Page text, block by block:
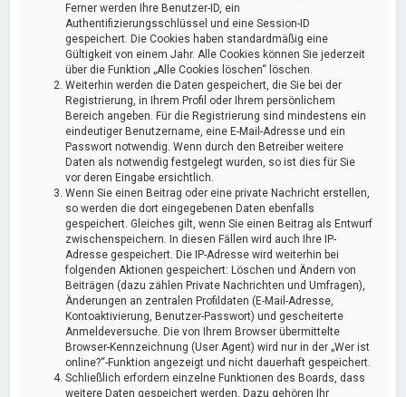
Ferner werden Ihre Benutzer-ID, ein
Authentifizierungsschlüssel und eine Session-ID
gespeichert. Die Cookies haben standardmäßig eine
Gültigkeit von einem Jahr. Alle Cookies können Sie jederzeit
über die Funktion „Alle Cookies löschen“ löschen.
Weiterhin werden die Daten gespeichert, die Sie bei der
Registrierung, in Ihrem Profil oder Ihrem persönlichem
Bereich angeben. Für die Registrierung sind mindestens ein
eindeutiger Benutzername, eine E-Mail-Adresse und ein
Passwort notwendig. Wenn durch den Betreiber weitere
Daten als notwendig festgelegt wurden, so ist dies für Sie
vor deren Eingabe ersichtlich.
Wenn Sie einen Beitrag oder eine private Nachricht erstellen,
so werden die dort eingegebenen Daten ebenfalls
gespeichert. Gleiches gilt, wenn Sie einen Beitrag als Entwurf
zwischenspeichern. In diesen Fällen wird auch Ihre IP-
Adresse gespeichert. Die IP-Adresse wird weiterhin bei
folgenden Aktionen gespeichert: Löschen und Ändern von
Beiträgen (dazu zählen Private Nachrichten und Umfragen),
Änderungen an zentralen Profildaten (E-Mail-Adresse,
Kontoaktivierung, Benutzer-Passwort) und gescheiterte
Anmeldeversuche. Die von Ihrem Browser übermittelte
Browser-Kennzeichnung (User Agent) wird nur in der „Wer ist
online?“-Funktion angezeigt und nicht dauerhaft gespeichert.
Schließlich erfordern einzelne Funktionen des Boards, dass
weitere Daten gespeichert werden. Dazu gehören Ihr